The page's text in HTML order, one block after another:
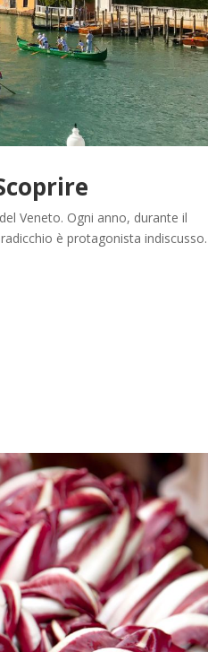
Veneto. Ogni anno, durante il
è protagonista indiscusso.